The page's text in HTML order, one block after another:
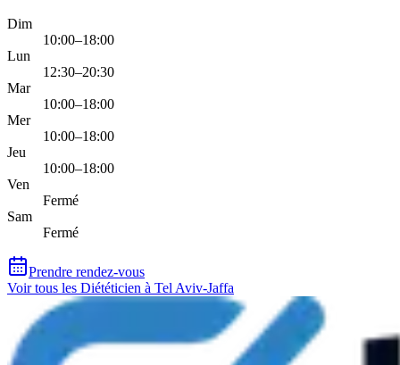
Dim
10:00–18:00
Lun
12:30–20:30
Mar
10:00–18:00
Mer
10:00–18:00
Jeu
10:00–18:00
Ven
Fermé
Sam
Fermé
Prendre rendez-vous
Voir tous les Diététicien à Tel Aviv-Jaffa